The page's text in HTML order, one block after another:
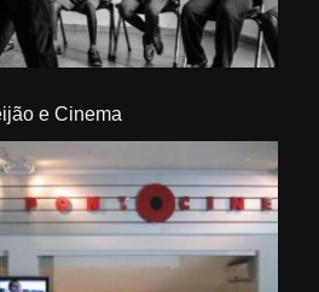
e Cinema